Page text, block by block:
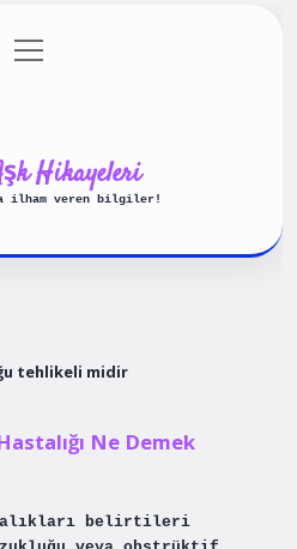
Gizlilik Politikası
menüyü
aç
Hikayeleri
ilham veren bilgiler!
tehlikeli midir
Ne Demek
belirtileri